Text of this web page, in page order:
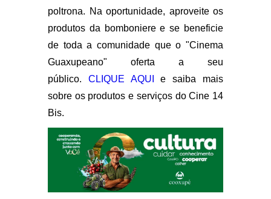
poltrona. Na oportunidade, aproveite os
produtos da bomboniere e se beneficie
de toda a comunidade que o "Cinema
Guaxupeano" oferta a seu
público. CLIQUE AQUI
e saiba mais
sobre os produtos e serviços do Cine 14
Bis.